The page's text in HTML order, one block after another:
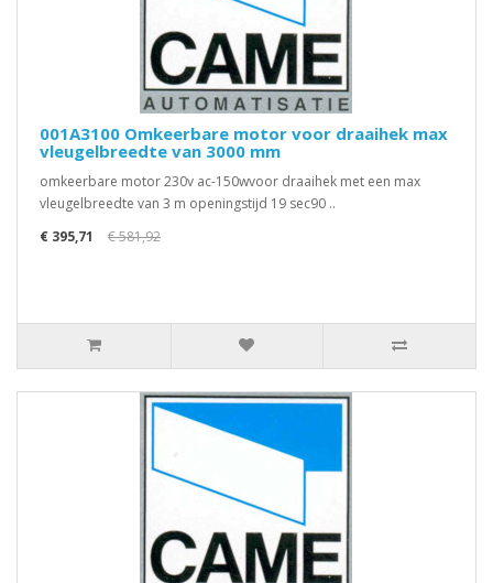
001A3100 Omkeerbare motor voor draaihek max
vleugelbreedte van 3000 mm
omkeerbare motor 230v ac-150wvoor draaihek met een max
vleugelbreedte van 3 m openingstijd 19 sec90 ..
€ 395,71
€ 581,92